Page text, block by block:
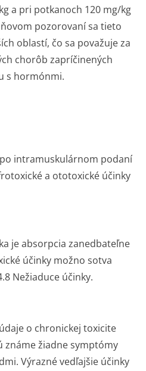
a pri potkanoch 120 mg/kg
pozorovaní sa tieto
oblastí, čo sa považuje za
chorôb zapríčinených
s hormónmi.
intramuskulárnom podaní
a ototoxické účinky
je absorpcia zanedbateľne
účinky možno sotva
Nežiaduce účinky.
o chronickej toxicite
známe žiadne symptómy
Výrazné vedľajšie účinky